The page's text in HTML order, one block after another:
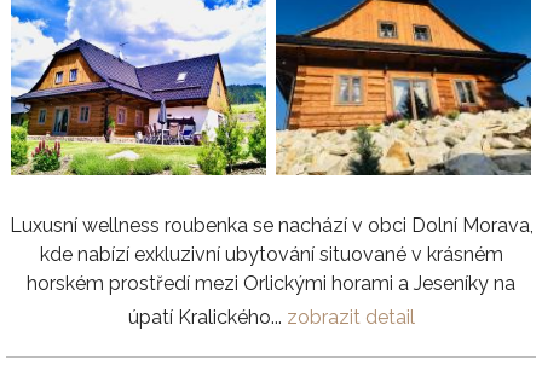
Luxusní wellness roubenka se nachází v obci Dolní Morava,
kde nabízí exkluzivní ubytování situované v krásném
horském prostředí mezi Orlickými horami a Jeseníky na
úpatí Kralického... zobrazit detail